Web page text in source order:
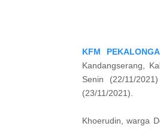
KFM
Kandangserang,
Senin (22/11/
(23/11/2021).
Khoerudin, warga